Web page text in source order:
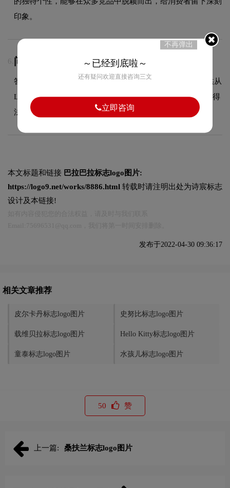
印象。
6. 问：LOGO设计可以注册商标吗？
答：可以，我们拥有专业的商标代理资质，能够为客户提供从
LOGO设计到商标注册的一站式服务，确保您的品牌标识获得
法律保护。
本文标题和链接 巴拉巴拉标志logo图片:
https://logo9.net/works/8886.html 转载时请注明出处为诗宸标志
设计及本链接!
发布于2022-04-30 09:36:17
相关文章推荐
皮尔卡丹标志logo图片 史努比标志logo图片
载维贝拉标志logo图片 Hello Kitty标志logo图片
童泰标志logo图片 水孩儿标志logo图片
50 赞
上一篇: 桑扶兰标志logo图片
不再弹出
～已经到底啦～
还有疑问欢迎直接咨询三文
立即咨询